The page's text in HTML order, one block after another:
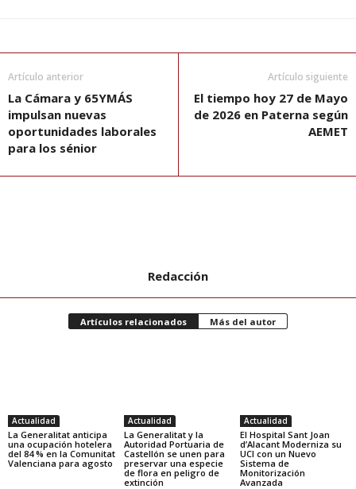
Artículo anterior
La Cámara y 65YMÁS
impulsan nuevas
oportunidades laborales
para los sénior
Artículo siguiente
El tiempo hoy 27 de Mayo
de 2026 en Paterna según
AEMET
Redacción
Artículos relacionados Más del autor
Actualidad
La Generalitat anticipa
una ocupación hotelera
del 84 % en la Comunitat
Valenciana para agosto
Actualidad
La Generalitat y la
Autoridad Portuaria de
Castellón se unen para
preservar una especie
de flora en peligro de
extinción
Actualidad
El Hospital Sant Joan
d’Alacant Moderniza su
UCI con un Nuevo
Sistema de
Monitorización
Avanzada